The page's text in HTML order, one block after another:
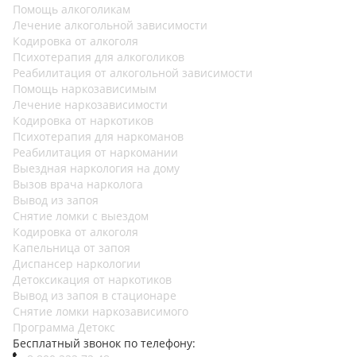
Помощь алкоголикам
Лечение алкогольной зависимости
Кодировка от алкоголя
Психотерапия для алкоголиков
Реабилитация от алкогольной зависимости
Помощь наркозависимым
Лечение наркозависимости
Кодировка от наркотиков
Психотерапия для наркоманов
Реабилитация от наркомании
Выездная наркология на дому
Вызов врача нарколога
Вывод из запоя
Снятие ломки с выездом
Кодировка от алкоголя
Капельница от запоя
Диспансер наркологии
Детоксикация от наркотиков
Вывод из запоя в стационаре
Снятие ломки наркозависимого
Программа Детокс
Бесплатный звонок по телефону: